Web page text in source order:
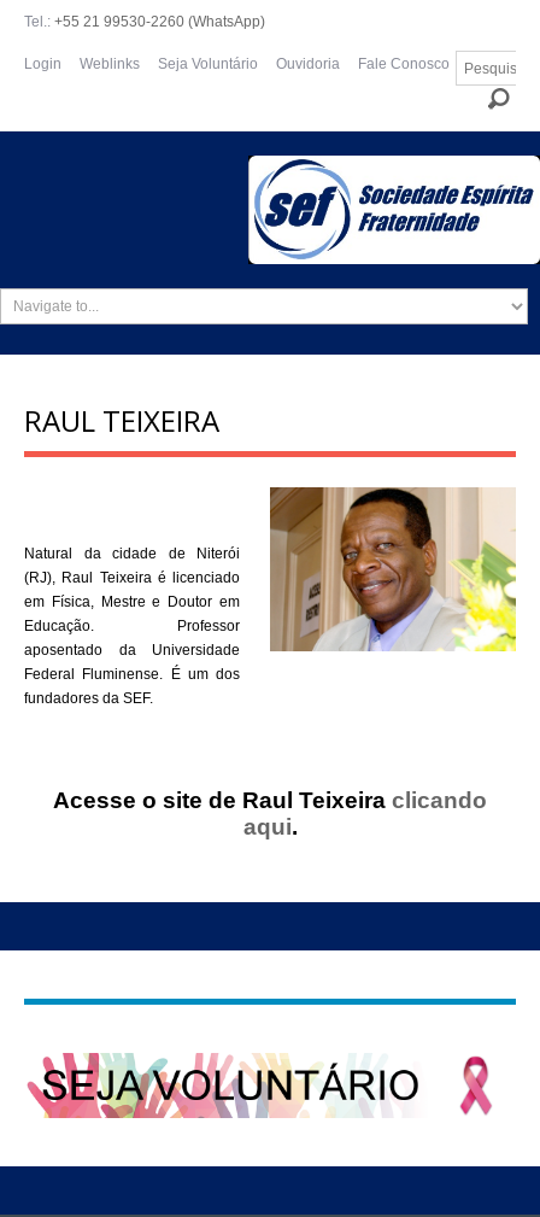
Tel.: +55 21 99530-2260 (WhatsApp)
Login Weblinks Seja Voluntário Ouvidoria Fale Conosco Pesquisar...
RAUL TEIXEIRA
Natural da cidade de Niterói
(RJ), Raul Teixeira é licenciado
em Física, Mestre e Doutor em
Educação. Professor
aposentado da Universidade
Federal Fluminense. É um dos
fundadores da SEF.
Acesse o site de Raul Teixeira clicando
aqui.